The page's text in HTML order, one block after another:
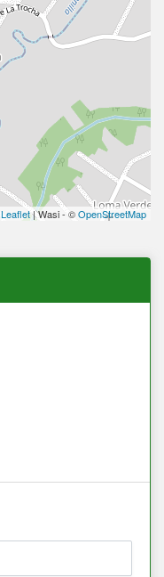
Leaflet| Wasi - ©OpenStreetMap